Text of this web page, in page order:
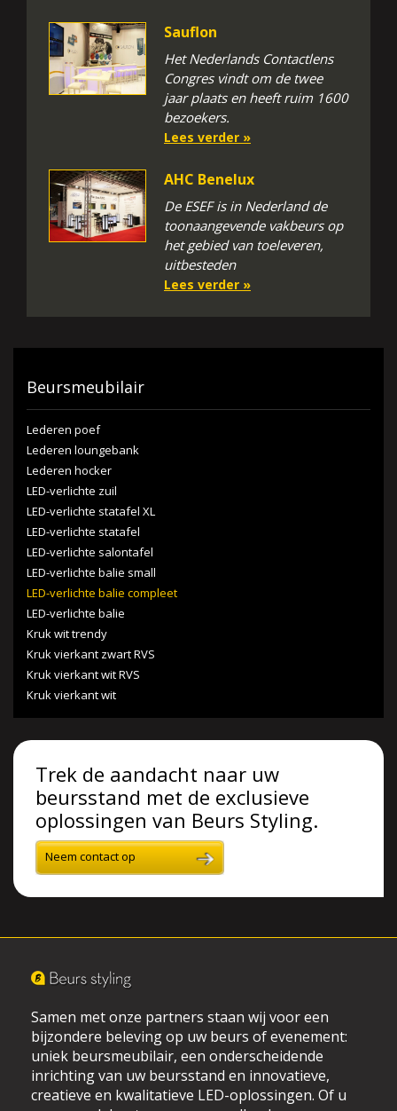
Sauflon
Het Nederlands Contactlens
Congres vindt om de twee
jaar plaats en heeft ruim 1600
bezoekers.
Lees verder »
AHC Benelux
De ESEF is in Nederland de
toonaangevende vakbeurs op
het gebied van toeleveren,
uitbesteden
Lees verder »
Beursmeubilair
Lederen poef
Lederen loungebank
Lederen hocker
LED-verlichte zuil
LED-verlichte statafel XL
LED-verlichte statafel
LED-verlichte salontafel
LED-verlichte balie small
LED-verlichte balie compleet
LED-verlichte balie
Kruk wit trendy
Kruk vierkant zwart RVS
Kruk vierkant wit RVS
Kruk vierkant wit
Trek de aandacht naar uw
beursstand met de exclusieve
oplossingen van Beurs Styling.
Neem contact op
Samen met onze partners staan wij voor een
bijzondere beleving op uw beurs of evenement:
uniek beursmeubilair, een onderscheidende
inrichting van uw beursstand en innovatieve,
creatieve en kwalitatieve LED-oplossingen. Of u